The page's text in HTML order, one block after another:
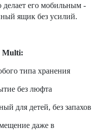
делает его мобильным -
ящик без усилий.
Multi:
типа хранения
без люфта
для детей, без запахов
даже в